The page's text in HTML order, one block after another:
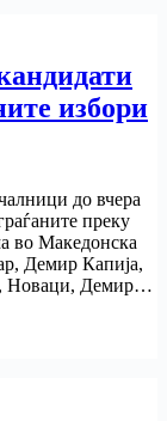
избори
до вчера
преку
во Македонска
Демир Капија,
Новаци, Демир…